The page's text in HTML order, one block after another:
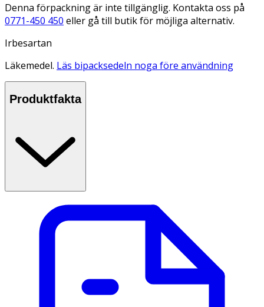
Denna förpackning är inte tillgänglig. Kontakta oss på
0771-450 450 eller gå till butik för möjliga alternativ.
Irbesartan
Läkemedel. Läs bipacksedeln noga före användning
Produktfakta